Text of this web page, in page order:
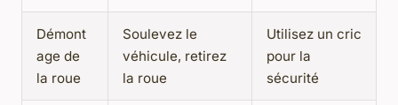
Démont
age de
la roue
Soulevez le
véhicule, retirez
la roue
Utilisez un cric
pour la
sécurité